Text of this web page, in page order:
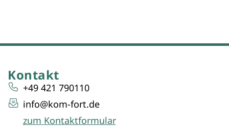
Kontakt
+49 421 790110
info@kom-fort.de
zum Kontaktformular